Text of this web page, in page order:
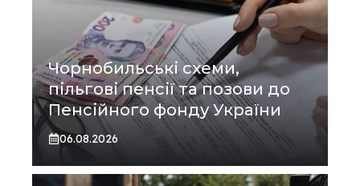
Чорнобильські схеми,
пільгові пенсії та позови до
Пенсійного фонду України
06.08.2026